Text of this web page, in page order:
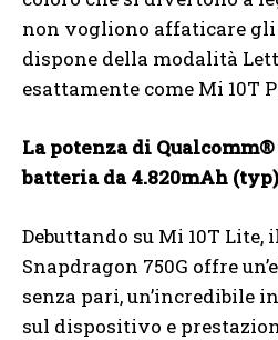
non vogliono affaticare gli
dispone della modalità
esattamente come Mi 10T
La potenza di Qualcomm®
batteria da 4.820mAh (typ)
Debuttando su Mi 10T
Snapdragon 750G offre
senza pari, un’incredibile
sul dispositivo e